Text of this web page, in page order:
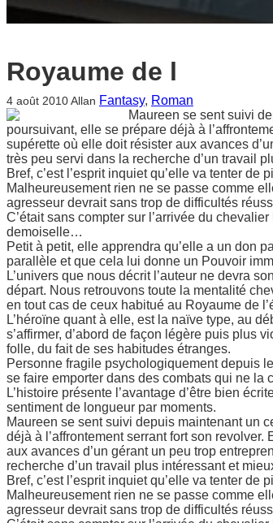
Royaume de l
4 août 2010 Allan Fantasy, Roman
Maureen se sent suivi
poursuivant, elle se prépare déjà à
supérette où elle doit résister aux avances
très peu servi dans la recherche d’un travail
Bref, c’est l’esprit inquiet qu’elle va tenter
Malheureusement rien ne se passe comme
agresseur devrait sans trop de difficultés
C’était sans compter sur l’arrivée du
demoiselle…
Petit à petit, elle apprendra qu’elle a un don
parallèle et que cela lui donne un Pouvoir
L’univers que nous décrit l’auteur ne devra
départ. Nous retrouvons toute la mentalité
en tout cas de ceux habitué au Royaume de
L’héroïne quant à elle, est la naïve type, au
s’affirmer, d’abord de façon légère puis plus
folle, du fait de ses habitudes étranges.
Personne fragile psychologiquement depuis
se faire emporter dans des combats qui ne la
L’histoire présente l’avantage d’être bien
sentiment de longueur par moments.
Maureen se sent suivi depuis maintenant un
déjà à l’affrontement serrant fort son
aux avances d’un gérant un peu trop
recherche d’un travail plus intéressant et
Bref, c’est l’esprit inquiet qu’elle va tenter
Malheureusement rien ne se passe comme
agresseur devrait sans trop de difficultés